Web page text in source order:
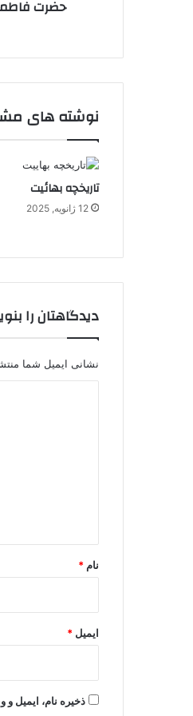
حضرت
نوشته های
تاریخچه بهائیت
12 ژانویه, 2025
دیدگاهتان را
نشانی ایمیل شما
نام *
ایمیل *
ذخیره نام، ایمیل